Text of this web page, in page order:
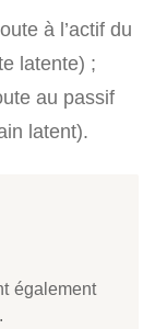
à l’actif du
latente) ;
au passif
latent).
également